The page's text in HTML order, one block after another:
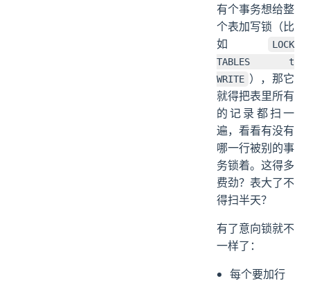
有个事务想给整
个表加写锁（比
如
LOCK
TABLES t
WRITE ），那它
就得把表里所有
的记录都扫一
遍，看看有没有
哪一行被别的事
务锁着。这得多
费劲？表大了不
得扫半天？
有了意向锁就不
一样了：
每个要加行